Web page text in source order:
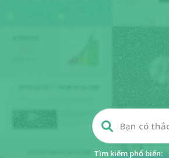
Tìm kiếm phổ biến: